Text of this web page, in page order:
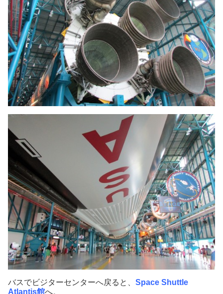
バスでビジターセンターへ戻ると、 Space Shuttle
Atlantis館へ。